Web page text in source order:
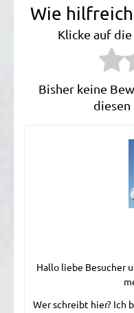
Wie
Klicke auf
Bisher keine
Hallo liebe Besucher
Wer schreibt hier? Ich